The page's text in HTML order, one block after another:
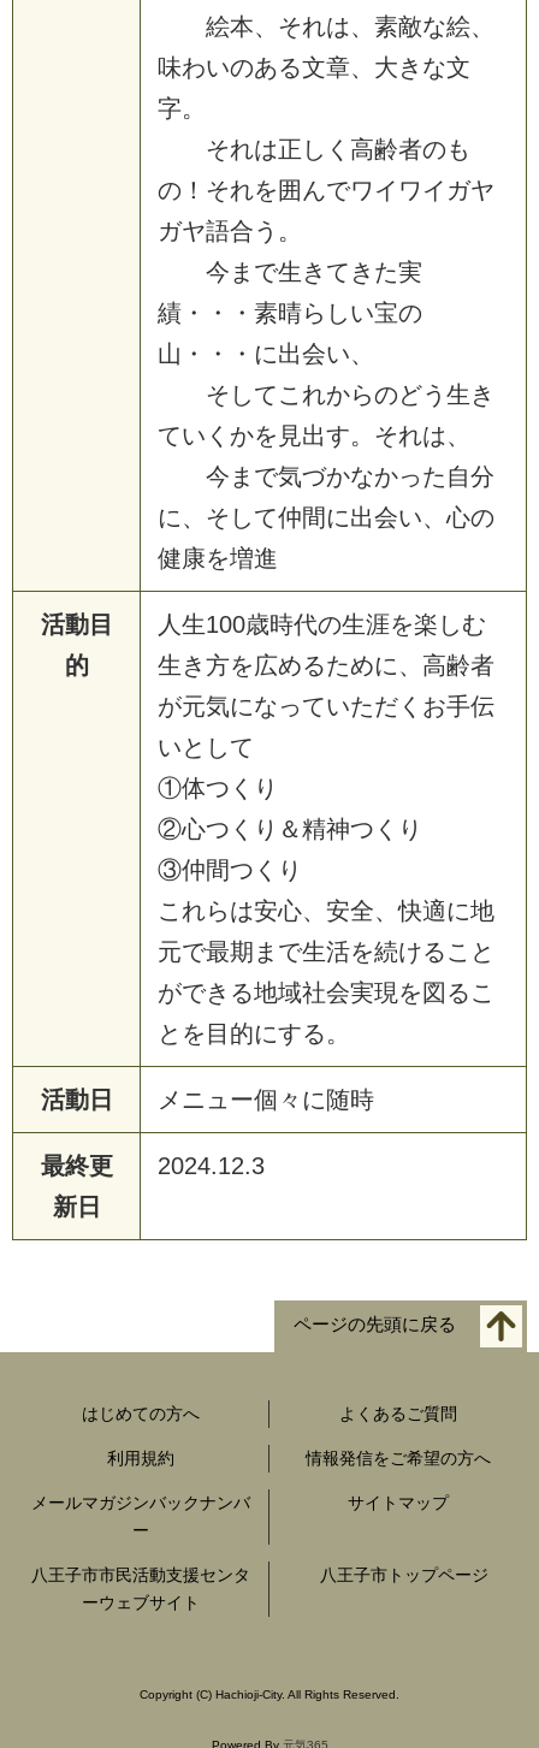
絵本、それは、素敵な絵、
味わいのある文章、大きな文
字。
それは正しく高齢者のも
の！それを囲んでワイワイガヤ
ガヤ語合う。
今まで生きてきた実
績・・・素晴らしい宝の
山・・・に出会い、
そしてこれからのどう生き
ていくかを見出す。それは、
今まで気づかなかった自分
に、そして仲間に出会い、心の
健康を増進
活動目
的
人生100歳時代の生涯を楽しむ
生き方を広めるために、高齢者
が元気になっていただくお手伝
いとして
①体つくり
②心つくり＆精神つくり
③仲間つくり
これらは安心、安全、快適に地
元で最期まで生活を続けること
ができる地域社会実現を図るこ
とを目的にする。
活動日 メニュー個々に随時
最終更
新日
2024.12.3
ページの先頭に戻る
はじめての方へ よくあるご質問
利用規約 情報発信をご希望の方へ
メールマガジンバックナンバ
ー
サイトマップ
八王子市市民活動支援センタ
ーウェブサイト
八王子市トップページ
Copyright (C) Hachioji-City. All Rights Reserved.
Powered By 元気365